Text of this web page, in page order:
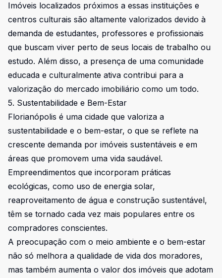
Imóveis localizados próximos a essas instituições e
centros culturais são altamente valorizados devido à
demanda de estudantes, professores e profissionais
que buscam viver perto de seus locais de trabalho ou
estudo. Além disso, a presença de uma comunidade
educada e culturalmente ativa contribui para a
valorização do mercado imobiliário como um todo.
5. Sustentabilidade e Bem-Estar
Florianópolis é uma cidade que valoriza a
sustentabilidade e o bem-estar, o que se reflete na
crescente demanda por imóveis sustentáveis e em
áreas que promovem uma vida saudável.
Empreendimentos que incorporam práticas
ecológicas, como uso de energia solar,
reaproveitamento de água e construção sustentável,
têm se tornado cada vez mais populares entre os
compradores conscientes.
A preocupação com o meio ambiente e o bem-estar
não só melhora a qualidade de vida dos moradores,
mas também aumenta o valor dos imóveis que adotam